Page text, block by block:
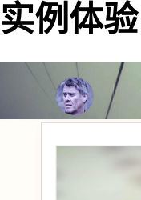
实例体验